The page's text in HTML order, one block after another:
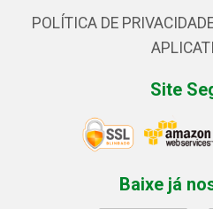
POLÍTICA DE
Site
Baixe já